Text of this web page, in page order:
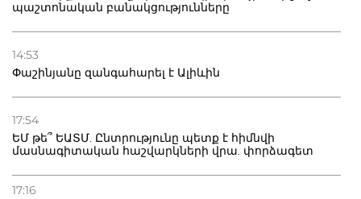
պաշտոնական բանակցությունները
14:53
Փաշինյանը զանգահարել է Ալիևին
17:54
ԵՄ թե՞ ԵԱՏՄ. Ընտրությունը պետք է հիմնվի
մասնագիտական հաշվարկների վրա. փորձագետ
17:16